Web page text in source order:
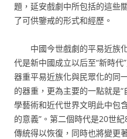
題，延安戲劇中所包括的這些
了可供鑒戒的形式和經歷。
中國今世戲劇的平易近族
代是新中國成立以后至“新時
器重平易近族化與民眾化的同
的器重，更為主要的一點就是
學藝術和近代世界文明此中包
的意義”。第二個時代是20世
傳統得以恢復，同時也將變更